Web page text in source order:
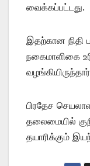
வைக்கப்பட்டது.
இதற்கான
நகைமாளிகை
பிரதேச
தலைமையில்
தயாரிக்கும்